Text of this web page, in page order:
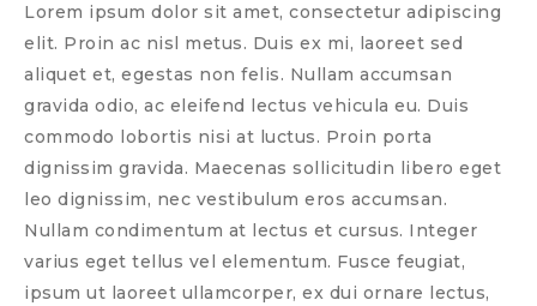
Lorem ipsum dolor sit amet, consectetur adipiscing
elit. Proin ac nisl metus. Duis ex mi, laoreet sed
aliquet et, egestas non felis. Nullam accumsan
gravida odio, ac eleifend lectus vehicula eu. Duis
commodo lobortis nisi at luctus. Proin porta
dignissim gravida. Maecenas sollicitudin libero eget
leo dignissim, nec vestibulum eros accumsan.
Nullam condimentum at lectus et cursus. Integer
varius eget tellus vel elementum. Fusce feugiat,
ipsum ut laoreet ullamcorper, ex dui ornare lectus,